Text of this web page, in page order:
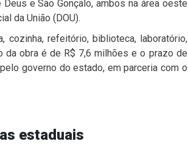
e São Gonçalo, ambos na área oeste
da União (DOU).
cozinha, refeitório, biblioteca, laboratório,
da obra é de R$ 7,6 milhões e o prazo de
governo do estado, em parceria com o
estaduais